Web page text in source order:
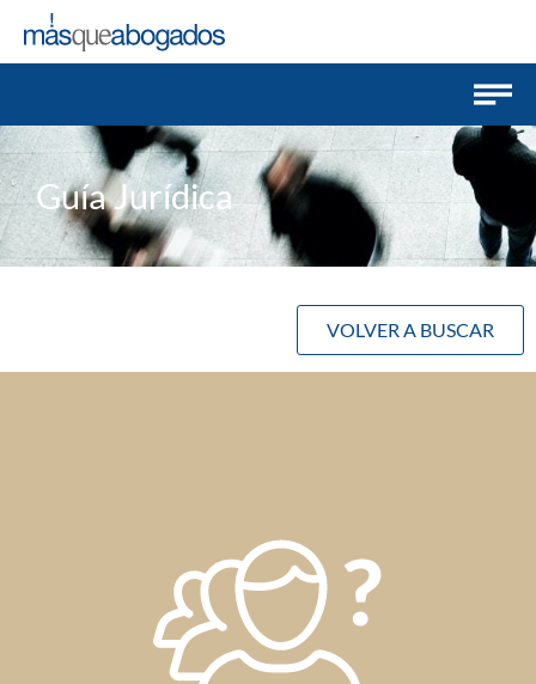
Guía Jurídica
VOLVER A BUSCAR